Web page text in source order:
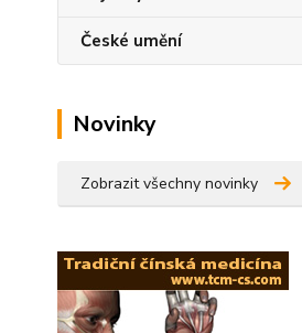
České umění
Novinky
Zobrazit všechny novinky